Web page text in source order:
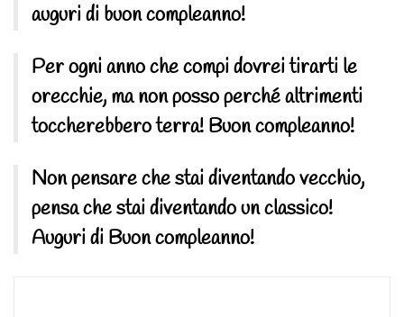
auguri di buon compleanno!
Per ogni anno che compi dovrei tirarti le
orecchie, ma non posso perché altrimenti
toccherebbero terra! Buon compleanno!
Non pensare che stai diventando vecchio,
pensa che stai diventando un classico!
Auguri di Buon compleanno!